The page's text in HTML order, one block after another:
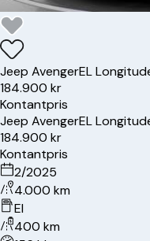
Jeep AvengerEL
184.900 kr
Kontantpris
Jeep AvengerEL
184.900 kr
Kontantpris
2/2025
4.000 km
El
400 km